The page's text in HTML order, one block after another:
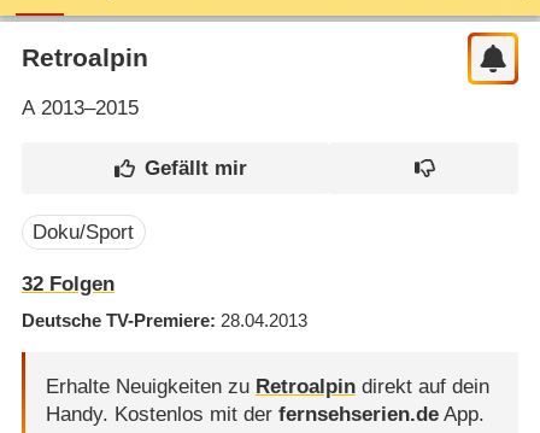
Retroalpin
A2013–2015
Doku/Sport
32Folgen
Deutsche TV-Premiere 28.04.2013
Erhalte Neuigkeiten zu Retroalpindirekt auf dein
Handy. Kostenlos mit der fernsehserien.deApp.